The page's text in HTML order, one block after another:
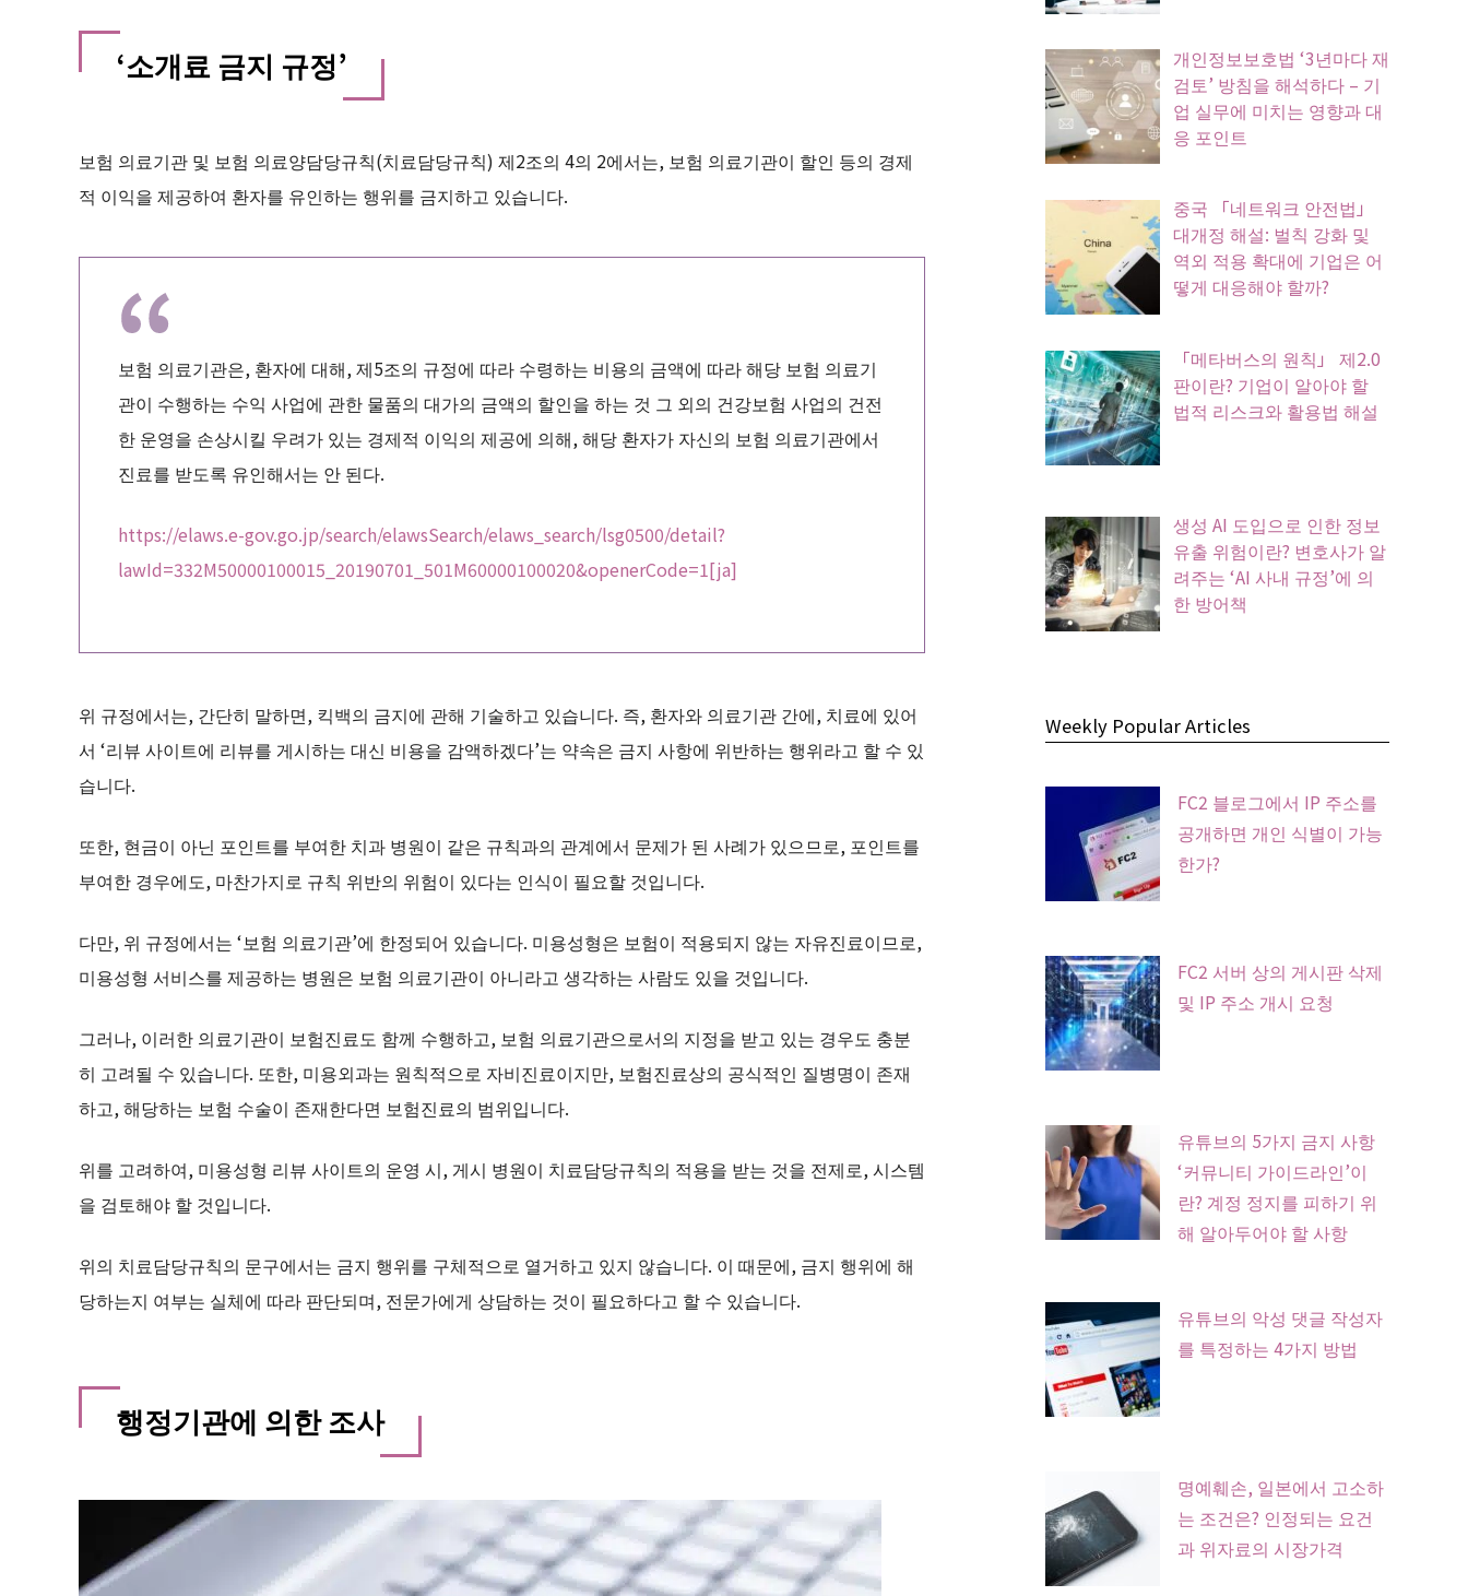
‘소개료 금지 규정’
보험 의료기관 및 보험 의료양담당규칙(치료담당규칙) 제2조의 4의 2에서는, 보험 의료기관이 할인 등의 경제
적 이익을 제공하여 환자를 유인하는 행위를 금지하고 있습니다.
보험 의료기관은, 환자에 대해, 제5조의 규정에 따라 수령하는 비용의 금액에 따라 해당 보험 의료기
관이 수행하는 수익 사업에 관한 물품의 대가의 금액의 할인을 하는 것 그 외의 건강보험 사업의 건전
한 운영을 손상시킬 우려가 있는 경제적 이익의 제공에 의해, 해당 환자가 자신의 보험 의료기관에서
진료를 받도록 유인해서는 안 된다.
https://elaws.e-gov.go.jp/search/elawsSearch/elaws_search/lsg0500/detail?
lawId=332M50000100015_20190701_501M60000100020&openerCode=1[ja]
위 규정에서는, 간단히 말하면, 킥백의 금지에 관해 기술하고 있습니다. 즉, 환자와 의료기관 간에, 치료에 있어
서 ‘리뷰 사이트에 리뷰를 게시하는 대신 비용을 감액하겠다’는 약속은 금지 사항에 위반하는 행위라고 할 수 있
습니다.
또한, 현금이 아닌 포인트를 부여한 치과 병원이 같은 규칙과의 관계에서 문제가 된 사례가 있으므로, 포인트를
부여한 경우에도, 마찬가지로 규칙 위반의 위험이 있다는 인식이 필요할 것입니다.
다만, 위 규정에서는 ‘보험 의료기관’에 한정되어 있습니다. 미용성형은 보험이 적용되지 않는 자유진료이므로,
미용성형 서비스를 제공하는 병원은 보험 의료기관이 아니라고 생각하는 사람도 있을 것입니다.
그러나, 이러한 의료기관이 보험진료도 함께 수행하고, 보험 의료기관으로서의 지정을 받고 있는 경우도 충분
히 고려될 수 있습니다. 또한, 미용외과는 원칙적으로 자비진료이지만, 보험진료상의 공식적인 질병명이 존재
하고, 해당하는 보험 수술이 존재한다면 보험진료의 범위입니다.
위를 고려하여, 미용성형 리뷰 사이트의 운영 시, 게시 병원이 치료담당규칙의 적용을 받는 것을 전제로, 시스템
을 검토해야 할 것입니다.
위의 치료담당규칙의 문구에서는 금지 행위를 구체적으로 열거하고 있지 않습니다. 이 때문에, 금지 행위에 해
당하는지 여부는 실체에 따라 판단되며, 전문가에게 상담하는 것이 필요하다고 할 수 있습니다.
행정기관에 의한 조사
개인정보보호법 ‘3년마다 재
검토’ 방침을 해석하다 – 기
업 실무에 미치는 영향과 대
응 포인트
중국 「네트워크 안전법」
대개정 해설: 벌칙 강화 및
역외 적용 확대에 기업은 어
떻게 대응해야 할까?
「메타버스의 원칙」 제2.0
판이란? 기업이 알아야 할
법적 리스크와 활용법 해설
생성 AI 도입으로 인한 정보
유출 위험이란? 변호사가 알
려주는 ‘AI 사내 규정’에 의
한 방어책
Weekly Popular Articles
FC2 블로그에서 IP 주소를
공개하면 개인 식별이 가능
한가?
FC2 서버 상의 게시판 삭제
및 IP 주소 개시 요청
유튜브의 5가지 금지 사항
‘커뮤니티 가이드라인’이
란? 계정 정지를 피하기 위
해 알아두어야 할 사항
유튜브의 악성 댓글 작성자
를 특정하는 4가지 방법
명예훼손, 일본에서 고소하
는 조건은? 인정되는 요건
과 위자료의 시장가격